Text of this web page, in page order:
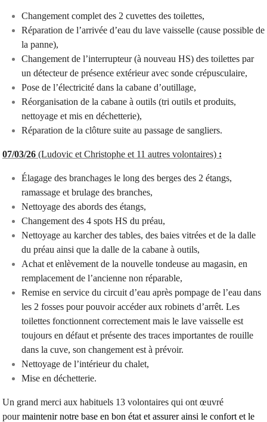
Changement complet des 2 cuvettes des toilettes,
Réparation de l’arrivée d’eau du lave vaisselle (cause possible de
la panne),
Changement de l’interrupteur (à nouveau HS) des toilettes par
un détecteur de présence extérieur avec sonde crépusculaire,
Pose de l’électricité dans la cabane d’outillage,
Réorganisation de la cabane à outils (tri outils et produits,
nettoyage et mis en déchetterie),
Réparation de la clôture suite au passage de sangliers.
07/03/26 (Ludovic et Christophe et 11 autres volontaires) :
Élagage des branchages le long des berges des 2 étangs,
ramassage et brulage des branches,
Nettoyage des abords des étangs,
Changement des 4 spots HS du préau,
Nettoyage au karcher des tables, des baies vitrées et de la dalle
du préau ainsi que la dalle de la cabane à outils,
Achat et enlèvement de la nouvelle tondeuse au magasin, en
remplacement de l’ancienne non réparable,
Remise en service du circuit d’eau après pompage de l’eau dans
les 2 fosses pour pouvoir accéder aux robinets d’arrêt. Les
toilettes fonctionnent correctement mais le lave vaisselle est
toujours en défaut et présente des traces importantes de rouille
dans la cuve, son changement est à prévoir.
Nettoyage de l’intérieur du chalet,
Mise en déchetterie.
Un grand merci aux habituels 13 volontaires qui ont œuvré
pourmaintenir notre base en bon état et assurer ainsi le confort et le